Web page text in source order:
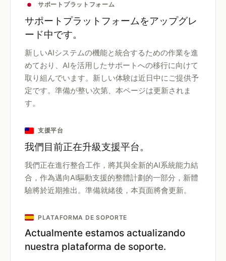
サポートプラットフォーム
サポートプラットフォームをアップグレ
ード中です。
新しいAIシステムの機能と統合するための作業を進
めており、AIを活用したサポートへの移行に向けて
取り組んでいます。新しい体験は近日中にご提供予
定です。準備が整い次第、本ページは更新されま
す。
支援平台
我們目前正在升級支援平台。
我們正在進行整合工作，將其與全新的AI系統能力結
合，作為邁向AI驅動支援的整體計劃的一部分，新體
驗將於近期推出。準備就緒後，本頁面將會更新。
PLATAFORMA DE SOPORTE
Actualmente estamos actualizando
nuestra plataforma de soporte.